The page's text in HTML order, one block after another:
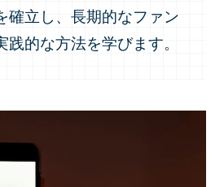
確立し、長期的なファン
践的な方法を学びます。